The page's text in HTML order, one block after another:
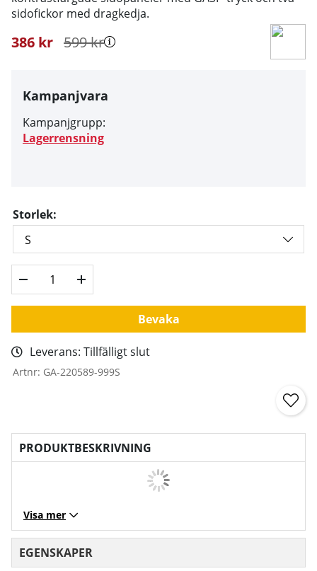
sidofickor med dragkedja.
599kr
386 kr
Kampanjvara
Kampanjgrupp:
Lagerrensning
Storlek:
Bevaka
Leverans: Tillfälligt slut
Artnr: GA-220589-999S
PRODUKTBESKRIVNING
Visa mer
EGENSKAPER